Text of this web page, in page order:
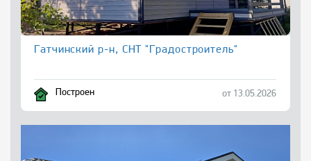
Гатчинский р-н, СНТ "Градостроитель"
Построен от 13.05.2026